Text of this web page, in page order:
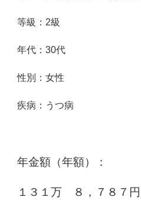
等級：2級
年代：30代
性別：女性
疾病：うつ病
年金額（年額）：
１３１万 ８，７８７円